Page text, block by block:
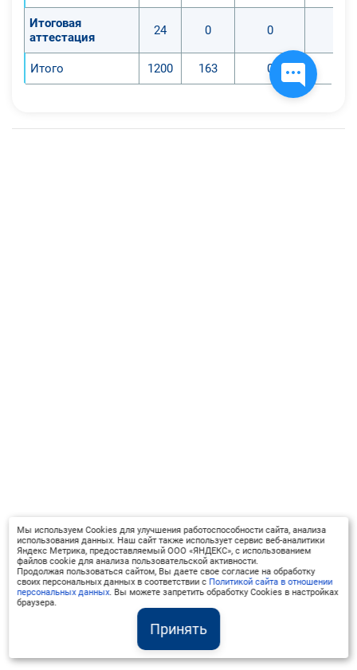
Итоговая
аттестация
24 0 0
Итого 1200 163 0
Принять
Мы используем Cookies для улучшения работоспособности сайта, анализа
использования данных. Наш сайт также использует сервис веб-аналитики
Яндекс Метрика, предоставляемый ООО «ЯНДЕКС», с использованием
файлов cookie для анализа пользовательской активности.
Продолжая пользоваться сайтом, Вы даете свое согласие на обработку
своих персональных данных в соответствии с Политикой сайта в отношении
персональных данных. Вы можете запретить обработку Cookies в настройках
браузера.